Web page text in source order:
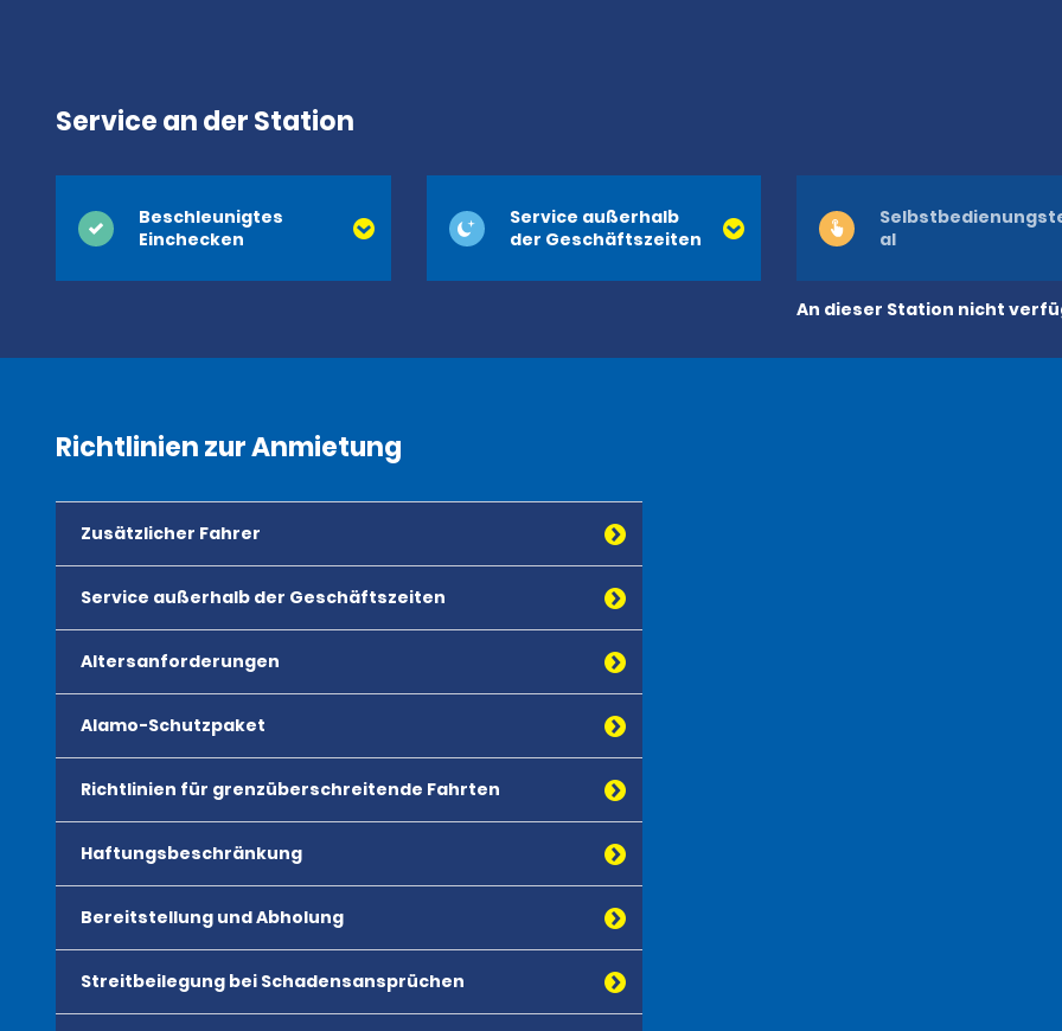
Service an der Station
Beschleunigtes
Einchecken
Service außerhalb
der Geschäftszeiten
An dieser Station nicht
al
Richtlinien zur Anmietung
Zusätzlicher Fahrer
Service außerhalb der Geschäftszeiten
Altersanforderungen
Alamo-Schutzpaket
Richtlinien für grenzüberschreitende Fahrten
Haftungsbeschränkung
Bereitstellung und Abholung
Streitbeilegung bei Schadensansprüchen